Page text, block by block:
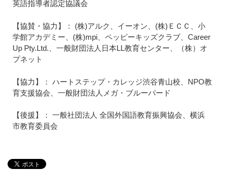
英語指導者認定協議会
【協賛・協力】： (株)アルク、イーオン、(株)ＥＣＣ、小
学館アカデミー、(株)mpi、ペッピーキッズクラブ、Career
Up Pty.Ltd.、一般財団法人日本LL教育センター、（株）オ
プネット
【協力】： ハートステップ・カレッジ渋谷青山校、NPO教
育支援協会、一般財団法人メガ・ブルーバード
【後援】： 一般社団法人 全国外国語教育振興協会、横浜
市教育委員会